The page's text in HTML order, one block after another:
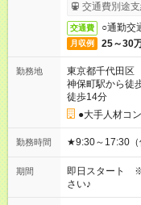
交通費別途支
交通費 ○通勤交
月収例 25～30
勤務地
東京都千代田区
神保町駅から徒
徒歩14分
●大手人材コ
勤務時間 ★9:30～17:30（
期間
即日スタート
さい♪